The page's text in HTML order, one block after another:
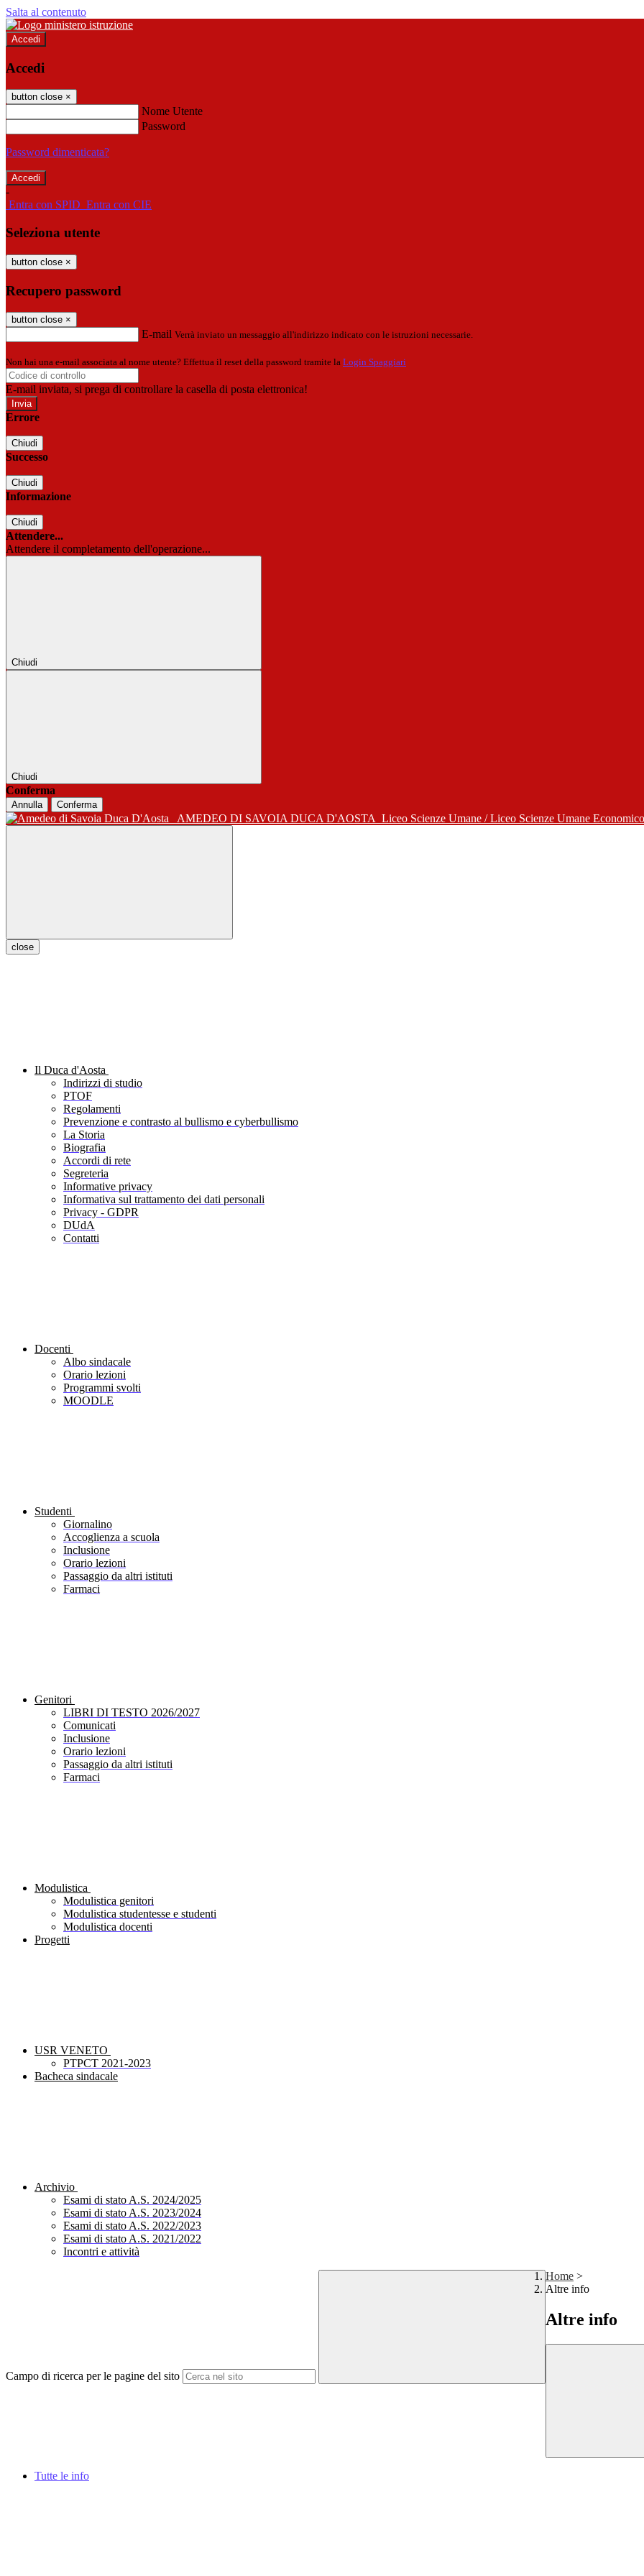
Salta al contenuto
Accedi
Accedi
button close ×
Nome Utente
Password
Password dimenticata?
-
Entra con SPID Entra con CIE
Seleziona utente
button close ×
Recupero password
button close ×
E-mail Verrà inviato un messaggio all'indirizzo indicato con le istruzioni necessarie.
Non hai una e-mail associata al nome utente? Effettua il reset della password tramite la Login Spaggiari
E-mail inviata, si prega di controllare la casella di posta elettronica!
Errore
Chiudi
Successo
Chiudi
Informazione
Chiudi
Attendere...
Attendere il completamento dell'operazione...
Chiudi
Chiudi
Conferma
Annulla Conferma
AMEDEO DI SAVOIA DUCA D'AOSTA Liceo Scienze Umane / Liceo Scienze Umane
close
Il Duca d'Aosta
Indirizzi di studio
PTOF
Regolamenti
Prevenzione e contrasto al bullismo e cyberbullismo
La Storia
Biografia
Accordi di rete
Segreteria
Informative privacy
Informativa sul trattamento dei dati personali
Privacy - GDPR
DUdA
Contatti
Docenti
Albo sindacale
Orario lezioni
Programmi svolti
MOODLE
Studenti
Giornalino
Accoglienza a scuola
Inclusione
Orario lezioni
Passaggio da altri istituti
Farmaci
Genitori
LIBRI DI TESTO 2026/2027
Comunicati
Inclusione
Orario lezioni
Passaggio da altri istituti
Farmaci
Modulistica
Modulistica genitori
Modulistica studentesse e studenti
Modulistica docenti
Progetti
USR VENETO
PTPCT 2021-2023
Bacheca sindacale
Archivio
Esami di stato A.S. 2024/2025
Esami di stato A.S. 2023/2024
Esami di stato A.S. 2022/2023
Esami di stato A.S. 2021/2022
Incontri e attività
Campo di ricerca per le pagine del sito
Home >
Altre info
Altre info
Tutte le info